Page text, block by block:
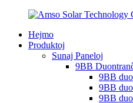
Hejmo
Produktoj
Sunaj Paneloj
9BB
9BB
9BB
9BB